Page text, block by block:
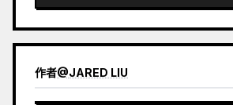
作者@JARED LIU